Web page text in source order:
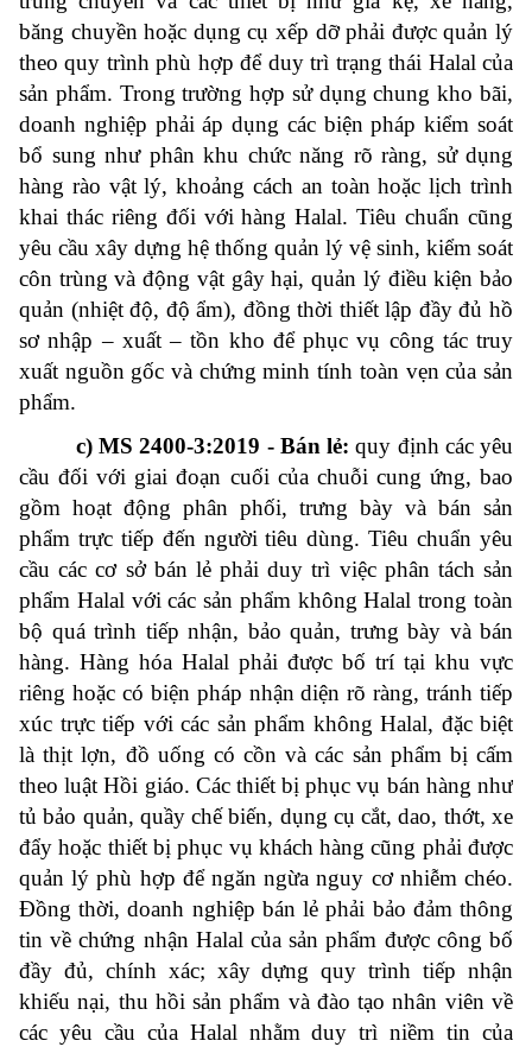
băng chuyền hoặc dụng cụ xếp dỡ phải được quản lý
theo quy trình phù hợp để duy trì trạng thái Halal của
sản phẩm. Trong trường hợp sử dụng chung kho bãi,
doanh nghiệp phải áp dụng các biện pháp kiểm soát
bổ sung như phân khu chức năng rõ ràng, sử dụng
hàng rào vật lý, khoảng cách an toàn hoặc lịch trình
khai thác riêng đối với hàng Halal. Tiêu chuẩn cũng
yêu cầu xây dựng hệ thống quản lý vệ sinh, kiểm soát
côn trùng và động vật gây hại, quản lý điều kiện bảo
quản (nhiệt độ, độ ẩm), đồng thời thiết lập đầy đủ hồ
sơ nhập – xuất – tồn kho để phục vụ công tác truy
xuất nguồn gốc và chứng minh tính toàn vẹn của sản
phẩm.
c) MS 2400-3:2019 - Bán lẻ: quy định các yêu
cầu đối với giai đoạn cuối của chuỗi cung ứng, bao
gồm hoạt động phân phối, trưng bày và bán sản
phẩm trực tiếp đến người tiêu dùng. Tiêu chuẩn yêu
cầu các cơ sở bán lẻ phải duy trì việc phân tách sản
phẩm Halal với các sản phẩm không Halal trong toàn
bộ quá trình tiếp nhận, bảo quản, trưng bày và bán
hàng. Hàng hóa Halal phải được bố trí tại khu vực
riêng hoặc có biện pháp nhận diện rõ ràng, tránh tiếp
xúc trực tiếp với các sản phẩm không Halal, đặc biệt
là thịt lợn, đồ uống có cồn và các sản phẩm bị cấm
theo luật Hồi giáo. Các thiết bị phục vụ bán hàng như
tủ bảo quản, quầy chế biến, dụng cụ cắt, dao, thớt, xe
đẩy hoặc thiết bị phục vụ khách hàng cũng phải được
quản lý phù hợp để ngăn ngừa nguy cơ nhiễm chéo.
Đồng thời, doanh nghiệp bán lẻ phải bảo đảm thông
tin về chứng nhận Halal của sản phẩm được công bố
đầy đủ, chính xác; xây dựng quy trình tiếp nhận
khiếu nại, thu hồi sản phẩm và đào tạo nhân viên về
các yêu cầu của Halal nhằm duy trì niềm tin của